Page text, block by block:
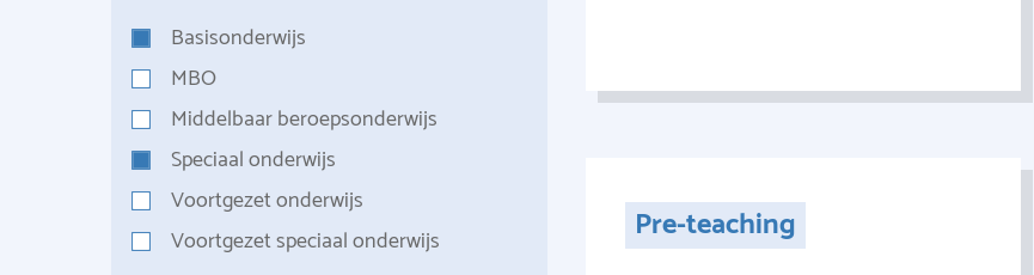
Basisonderwijs
MBO
Middelbaar beroepsonderwijs
Speciaal onderwijs
Voortgezet onderwijs
Voortgezet speciaal onderwijs
Pre-teaching